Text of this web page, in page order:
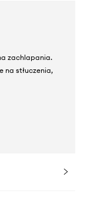
zachlapania.
na stłuczenia,